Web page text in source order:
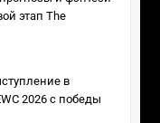
этап The
в
2026 с победы